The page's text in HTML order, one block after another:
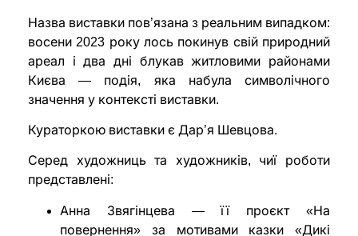
Назва виставки пов’язана з реальним випадком:
восени 2023 року лось покинув свій природний
ареал і два дні блукав житловими районами
Києва — подія, яка набула символічного
значення у контексті виставки.
Кураторкою виставки є Дар’я Шевцова.
Серед художниць та художників, чиї роботи
представлені:
Анна Звягінцева — її проєкт «На
повернення» за мотивами казки «Дикі